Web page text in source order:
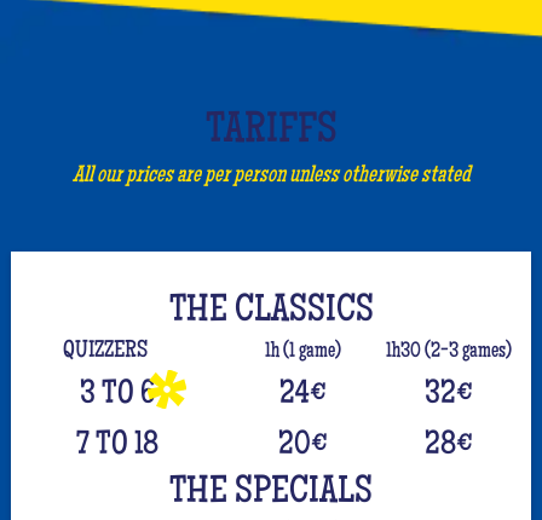
TARIFFS
All our prices are per person unless otherwise stated
THE CLASSICS
QUIZZERS 1h (1 game) 1h30 (2-3 games)
3 TO 6 24€ 32€
7 TO 18
20€ 28€
THE SPECIALS